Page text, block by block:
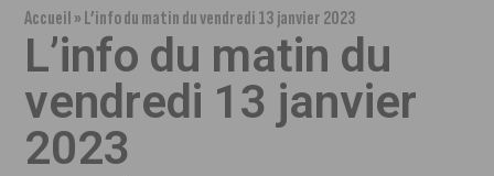
Accueil»L’info du matin du vendredi 13 janvier 2023
L’info du matin du
vendredi 13 janvier
2023